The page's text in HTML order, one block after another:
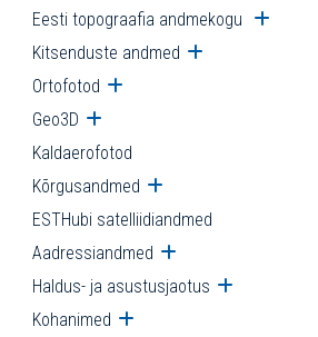
Eesti topograafia andmekogu Ava
Kitsenduste andmed Ava
Ortofotod Ava alammenüü
Geo3D Ava alammenüü
Kaldaerofotod
Kõrgusandmed Ava alammenüü
ESTHubi satelliidiandmed
Aadressiandmed Ava alammenüü
Haldus- ja asustusjaotus Ava
Kohanimed Ava alammenüü